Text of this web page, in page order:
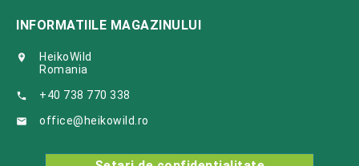
INFORMATIILE MAGAZINULUI

HeikoWild
Romania
 +40 738 770 338
 office@heikowild.ro